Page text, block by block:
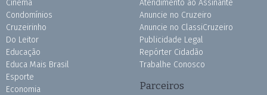
Cinema
Condomínios
Cruzeirinho
Do Leitor
Educação
Educa Mais Brasil
Esporte
Economia
Atendimento ao Assinante
Anuncie no Cruzeiro
Anuncie no ClassiCruzeiro
Publicidade Legal
Repórter Cidadão
Trabalhe Conosco
Parceiros